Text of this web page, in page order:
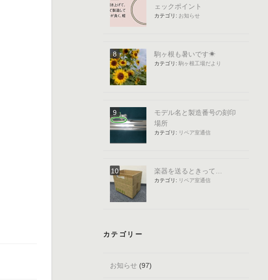
ェックポイント
カテゴリ: お知らせ
駒ヶ根も暑いです☀
カテゴリ: 駒ヶ根工場だより
モデル名と製造番号の刻印
場所
カテゴリ: リペア室通信
楽器を送るときって…
カテゴリ: リペア室通信
カテゴリー
お知らせ (97)